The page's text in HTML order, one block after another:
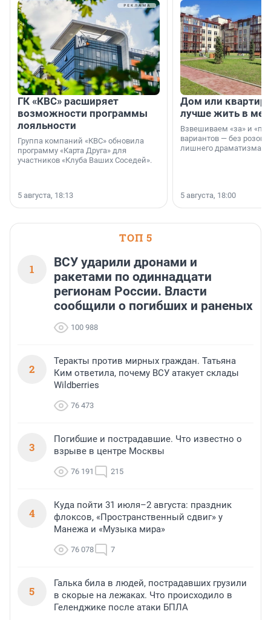
ГК «КВС» расширяет
возможности программы
лояльности
Группа компаний «КВС» обновила
программу «Карта Друга» для
участников «Клуба Ваших Соседей».
5 августа, 18:13
Дом или
лучше жить в
Взвешиваем «за» и
вариантов — без
лишнего драматизма.
5 августа, 18:00
ТОП 5
1
ВСУ ударили дронами и
ракетами по одиннадцати
регионам России. Власти
сообщили о погибших и раненых
100 988
2
Теракты против мирных граждан. Татьяна
Ким ответила, почему ВСУ атакует склады
Wildberries
76 473
3
Погибшие и пострадавшие. Что известно о
взрыве в центре Москвы
76 191 215
4
Куда пойти 31 июля–2 августа: праздник
флоксов, «Пространственный сдвиг» у
Манежа и «Музыка мира»
76 078 7
5
Галька била в людей, пострадавших грузили
в скорые на лежаках. Что происходило в
Геленджике после атаки БПЛА